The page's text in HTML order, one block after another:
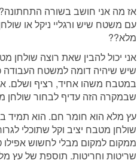
אז מה אני חושב בשורה
עם משטח שיש ורגליי ניקל או
מלא??
אני יכול להבין שאת רוצה
שיש שיהיה דומה למשטח העבודה
במטבח משהו אחיד, רציף ושלם.
שבמקרה הזה עדיף לבחור
עץ מלא הוא חומר חם. הוא תמיד
שולחן מטבח יציב וקל שתוכלי
ממקום למקום מבלי לחשוש אפילו
שריטות וחריטות. תוספת של עץ